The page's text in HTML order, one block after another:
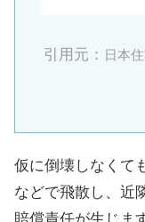
引用元： 日本
仮に倒壊しなくて
などで飛散し、近